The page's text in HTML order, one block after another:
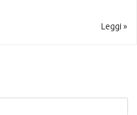
Leggi »